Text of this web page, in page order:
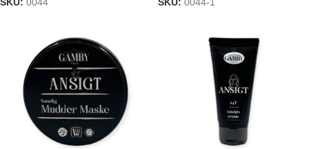
SKU: 0044 SKU: 0044-1